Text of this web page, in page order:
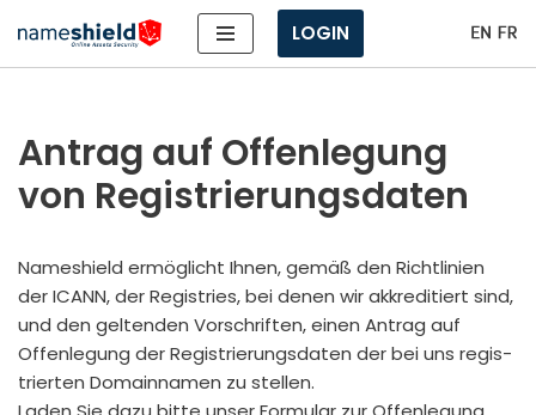
Zum
LOGIN
Antrag auf Offenlegung
von Registrierungsdaten
Names­hield ermög­licht Ihnen, gemäß den Richt­li­ni­en
der ICANN, der Regis­tries, bei denen wir akkre­di­tiert sind,
und den gel­ten­den Vor­schrif­ten, einen Antrag auf
Offen­le­gung der Regis­trie­rungs­da­ten der bei uns regis­
trier­ten Domain­na­men zu stel­len.